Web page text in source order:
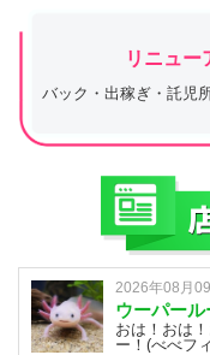
リニュー
バック・出稼ぎ・託児
2026年08月
おは！おは
ー！(べべフ